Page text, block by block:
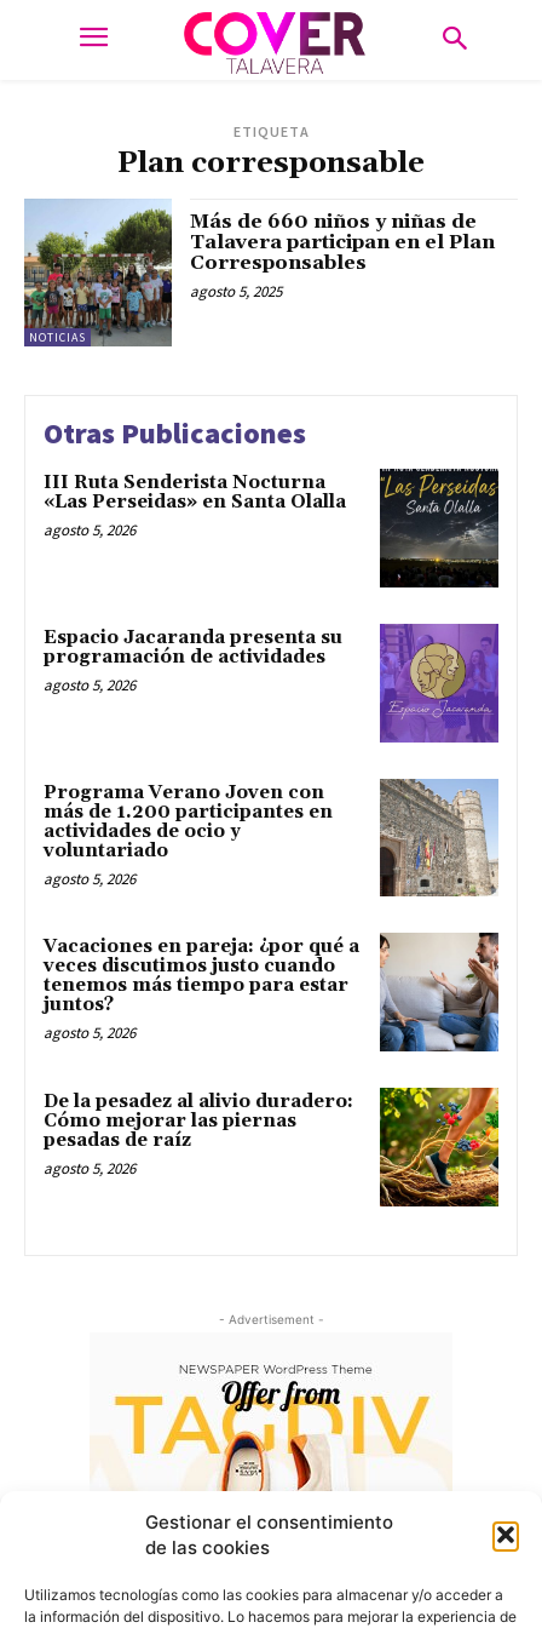
Gestionar el consentimiento
de las cookies
Utilizamos tecnologías como las cookies para almacenar y/o acceder a
la información del dispositivo. Lo hacemos para mejorar la experiencia de
ETIQUETA
Plan corresponsable
NOTICIAS
Más de 660 niños y niñas de
Talavera participan en el Plan
Corresponsables
agosto 5, 2025
Otras Publicaciones
III Ruta Senderista Nocturna
«Las Perseidas» en Santa Olalla
agosto 5, 2026
Espacio Jacaranda presenta su
programación de actividades
agosto 5, 2026
Programa Verano Joven con
más de 1.200 participantes en
actividades de ocio y
voluntariado
agosto 5, 2026
Vacaciones en pareja: ¿por qué a
veces discutimos justo cuando
tenemos más tiempo para estar
juntos?
agosto 5, 2026
De la pesadez al alivio duradero:
Cómo mejorar las piernas
pesadas de raíz
agosto 5, 2026
- Advertisement -